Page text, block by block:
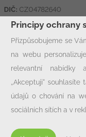
DIČ: CZ04782640
Adresa:Hornická 1426,
Rychlý kontakt
info@zcjirkov.cz
+420 602 33 77 00
Principy ochrany
Přizpůsobujeme se
na webu
relevantní nabídky
„Akceptuji“
údajů o chování na
sociálních sítích a v